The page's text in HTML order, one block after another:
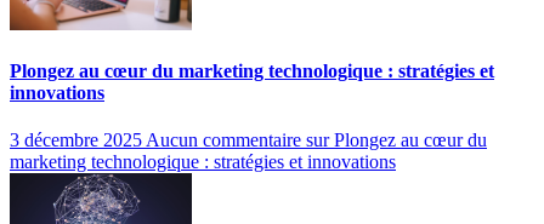
Plongez au cœur du marketing technologique : stratégies et
innovations
3 décembre 2025Aucun commentaire sur Plongez au cœur du
marketing technologique : stratégies et innovations